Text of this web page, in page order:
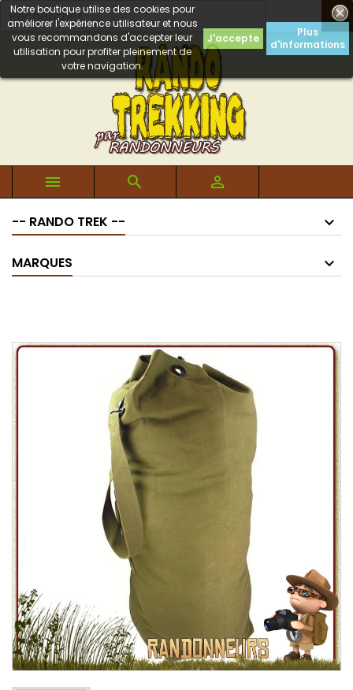

Notre boutique utilise des cookies pour
améliorer l'expérience utilisateur et nous
vous recommandons d'accepter leur
utilisation pour profiter pleinement de
votre navigation.
J'accepte
Plus
d'informations
  
-- RANDO TREK --
MARQUES